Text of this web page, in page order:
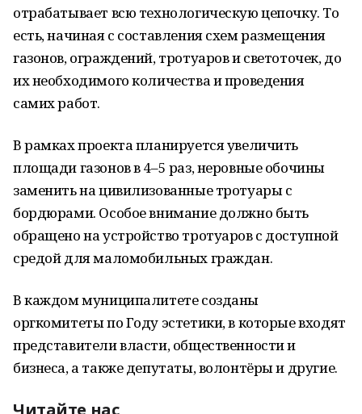
отрабатывает всю технологическую цепочку. То
есть, начиная с составления схем размещения
газонов, ограждений, тротуаров и светоточек, до
их необходимого количества и проведения
самих работ.
В рамках проекта планируется увеличить
площади газонов в 4–5 раз, неровные обочины
заменить на цивилизованные тротуары с
бордюрами. Особое внимание должно быть
обращено на устройство тротуаров с доступной
средой для маломобильных граждан.
В каждом муниципалитете созданы
оргкомитеты по Году эстетики, в которые входят
представители власти, общественности и
бизнеса, а также депутаты, волонтёры и другие.
Читайте нас